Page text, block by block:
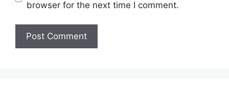
browser for the next time I comment.